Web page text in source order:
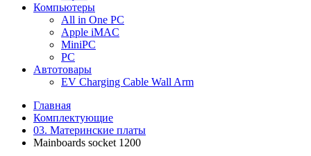
Компьютеры
All in One PC
Apple iMAC
MiniPC
PC
Автотовары
EV Charging Cable Wall Arm
Главная
Комплектующие
03. Материнские платы
Mainboards socket 1200